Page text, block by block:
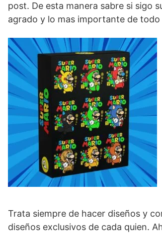
post. De esta manera sabre si sigo
agrado y lo mas importante de
Trata siempre de hacer diseños y
diseños exclusivos de cada quien.